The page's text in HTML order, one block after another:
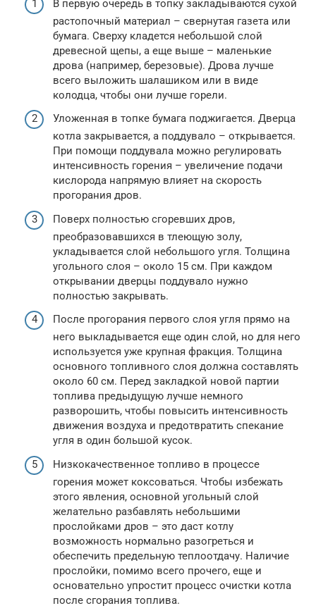
В первую очередь в топку закладываются сухой
растопочный материал – свернутая газета или
бумага. Сверху кладется небольшой слой
древесной щепы, а еще выше – маленькие
дрова (например, березовые). Дрова лучше
всего выложить шалашиком или в виде
колодца, чтобы они лучше горели.
Уложенная в топке бумага поджигается. Дверца
котла закрывается, а поддувало – открывается.
При помощи поддувала можно регулировать
интенсивность горения – увеличение подачи
кислорода напрямую влияет на скорость
прогорания дров.
Поверх полностью сгоревших дров,
преобразовавшихся в тлеющую золу,
укладывается слой небольшого угля. Толщина
угольного слоя – около 15 см. При каждом
открывании дверцы поддувало нужно
полностью закрывать.
После прогорания первого слоя угля прямо на
него выкладывается еще один слой, но для него
используется уже крупная фракция. Толщина
основного топливного слоя должна составлять
около 60 см. Перед закладкой новой партии
топлива предыдущую лучше немного
разворошить, чтобы повысить интенсивность
движения воздуха и предотвратить спекание
угля в один большой кусок.
Низкокачественное топливо в процессе
горения может коксоваться. Чтобы избежать
этого явления, основной угольный слой
желательно разбавлять небольшими
прослойками дров – это даст котлу
возможность нормально разогреться и
обеспечить предельную теплоотдачу. Наличие
прослойки, помимо всего прочего, еще и
основательно упростит процесс очистки котла
после сгорания топлива.